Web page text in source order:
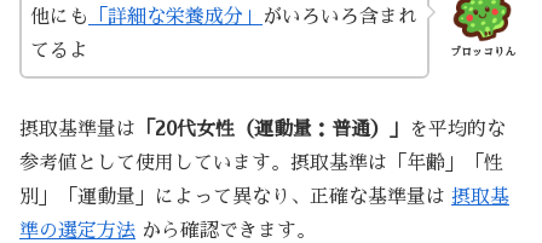
ブロッコりん
他にも 「詳細な栄養成分」
がいろいろ含まれ
てるよ
摂取基準量は 「20代女性（運動量：普通）」
を平均的な
参考値として使用しています。摂取基準は「年齢」「性
別」「運動量」によって異なり、正確な基準量は 摂取基
準の選定方法 から確認できます。